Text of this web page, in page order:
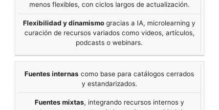
menos flexibles, con ciclos largos de actualización.
Flexibilidad y dinamismo gracias a IA, microlearning y
curación de recursos variados como videos, artículos,
podcasts o webinars.
Fuentes internas como base para catálogos cerrados
y estandarizados.
Fuentes mixtas, integrando recursos internos y